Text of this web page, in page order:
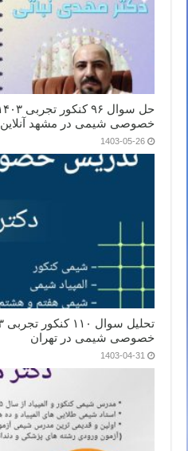
خصوصی شیمی در مشهد آنلاین
1403-05-26
خصوصی شیمی در تهران
1403-04-31